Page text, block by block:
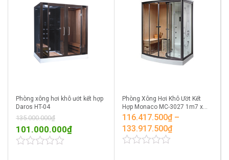
Phòng xông hơi khô ướt kết hợp
Daros HT-04
135.000.000₫
101.000.000₫
Phòng Xông Hơi Khô Ướt Kết
Hợp Monaco MC-3027 1m7 x
1m1
116.417.500₫–
133.917.500₫